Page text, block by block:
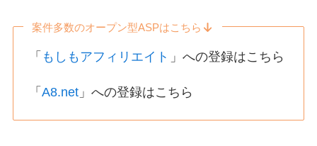
案件多数のオープン型ASPはこちら
「 もしもアフィリエイト 」への登録はこちら
「A8.net 」への登録はこちら